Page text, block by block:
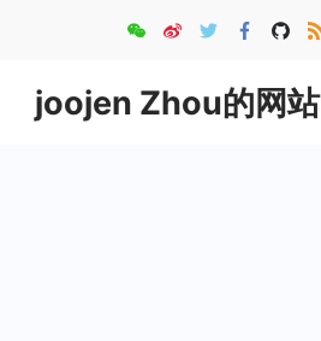
content
joojen Zhou的网站